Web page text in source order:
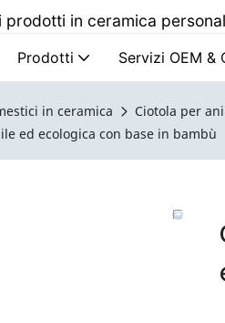
in ceramica
Prodotti Servizi OEM &
in ceramica
Ciotola per
ed ecologica con base in bambù